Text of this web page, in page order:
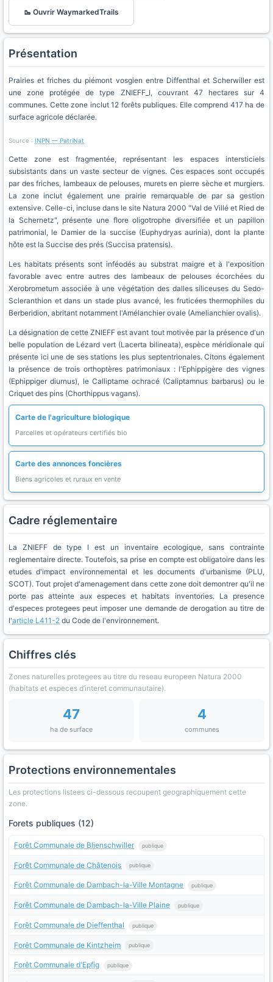
🥾 Ouvrir WaymarkedTrails
Présentation
Prairies et friches du piémont vosgien entre Diffenthal et Scherwiller est
une zone protégée de type ZNIEFF_I, couvrant 47 hectares sur 4
communes. Cette zone inclut 12 forêts publiques. Elle comprend 417 ha de
surface agricole déclarée.
Source : INPN — PatriNat
Cette zone est fragmentée, représentant les espaces intersticiels
subsistants dans un vaste secteur de vignes. Ces espaces sont occupés
par des friches, lambeaux de pelouses, murets en pierre sèche et murgiers.
La zone inclut également une prairie remarquable de par sa gestion
extensive. Celle-ci, incluse dans le site Natura 2000 "Val de Villé et Ried de
la Schernetz", présente une flore oligotrophe diversifiée et un papillon
patrimonial, le Damier de la succise (Euphydryas aurinia), dont la plante
hôte est la Succise des prés (Succisa pratensis).
Les habitats présents sont inféodés au substrat maigre et à l'exposition
favorable avec entre autres des lambeaux de pelouses écorchées du
Xerobrometum associée à une végétation des dalles siliceuses du Sedo-
Scleranthion et dans un stade plus avancé, les fruticées thermophiles du
Berberidion, abritant notamment l'Amélanchier ovale (Amelianchier ovalis).
La désignation de cette ZNIEFF est avant tout motivée par la présence d'un
belle population de Lézard vert (Lacerta bilineata), espèce méridionale qui
présente ici une de ses stations les plus septentrionales. Citons également
la présence de trois orthoptères patrimoniaux : l'Ephippigère des vignes
(Ephippiger diurnus), le Calliptame ochracé (Caliptamnus barbarus) ou le
Criquet des pins (Chorthippus vagans).
Carte de l'agriculture biologique
Parcelles et opérateurs certifiés bio
Carte des annonces foncières
Biens agricoles et ruraux en vente
Cadre réglementaire
La ZNIEFF de type I est un inventaire ecologique, sans contrainte
reglementaire directe. Toutefois, sa prise en compte est obligatoire dans les
etudes d'impact environnemental et les documents d'urbanisme (PLU,
SCOT). Tout projet d'amenagement dans cette zone doit demontrer qu'il ne
porte pas atteinte aux especes et habitats inventories. La presence
d'especes protegees peut imposer une demande de derogation au titre de
l'article L411-2 du Code de l'environnement.
Chiffres clés
Zones naturelles protegees au titre du reseau europeen Natura 2000
(habitats et especes d’interet communautaire).
47
ha de surface
4
communes
Protections environnementales
Les protections listees ci-dessous recoupent geographiquement cette
zone.
Forets publiques (12)
Forêt Communale de Blienschwiller publique
Forêt Communale de Châtenois publique
Forêt Communale de Dambach-la-Ville Montagne publique
Forêt Communale de Dambach-la-Ville Plaine publique
Forêt Communale de Dieffenthal publique
Forêt Communale de Kintzheim publique
Forêt Communale d'Epfig publique